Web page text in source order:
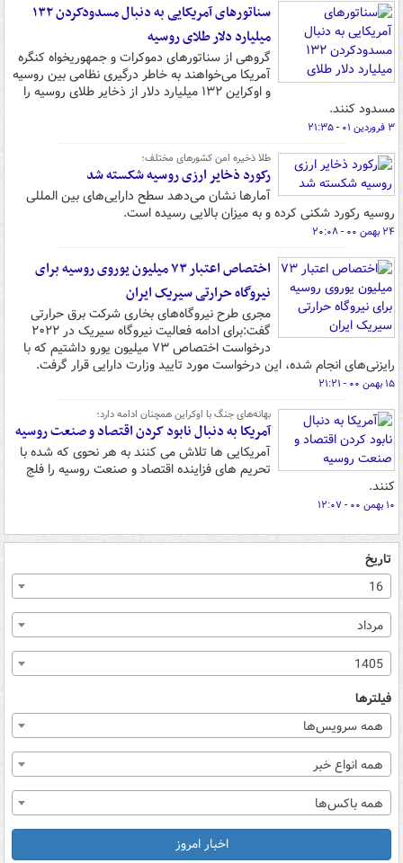
سناتورهای آمریکایی به دنبال مسدودکردن ۱۳۲
میلیارد دلار طلای روسیه
گروهی از سناتورهای دموکرات و جمهوریخواه کنگره
آمریکا می‌خواهند به خاطر درگیری نظامی بین روسیه
و اوکراین ۱۳۲ میلیارد دلار از ذخایر طلای روسیه را
مسدود کنند.
۳ فروردین ۰۱ - ۲۱:۳۵
طلا ذخیره امن کشورهای مختلف؛
رکورد ذخایر ارزی روسیه شکسته شد
آمارها نشان می‌دهد سطح دارایی‌های بین المللی
روسیه رکورد شکنی کرده و به میزان بالایی رسیده است.
۲۴ بهمن ۰۰ - ۲۰:۰۸
اختصاص اعتبار ۷۳ میلیون یوروی روسیه برای
نیروگاه حرارتی سیریک ایران
مجری طرح نیروگاه‌های بخاری شرکت برق حرارتی
گفت:برای ادامه فعالیت نیروگاه سیریک در ۲۰۲۲
درخواست اختصاص ۷۳ میلیون یورو داشتیم که با
رایزنی‌های انجام شده، این درخواست مورد تایید وزارت دارایی قرار گرفت.
۱۵ بهمن ۰۰ - ۲۱:۲۱
بهانه‌های جنگ با اوکراین همچنان ادامه دارد؛
آمریکا به دنبال نابود کردن اقتصاد و صنعت روسیه
آمریکایی ها تلاش می کنند به هر نحوی که شده با
تحریم های فزاینده اقتصاد و صنعت روسیه را فلج
کنند.
۱۰ بهمن ۰۰ - ۱۲:۰۷
تاریخ
16
مرداد
1405
فیلترها
همه سرویس‌ها
همه انواع خبر
همه باکس‌ها
اخبار امروز